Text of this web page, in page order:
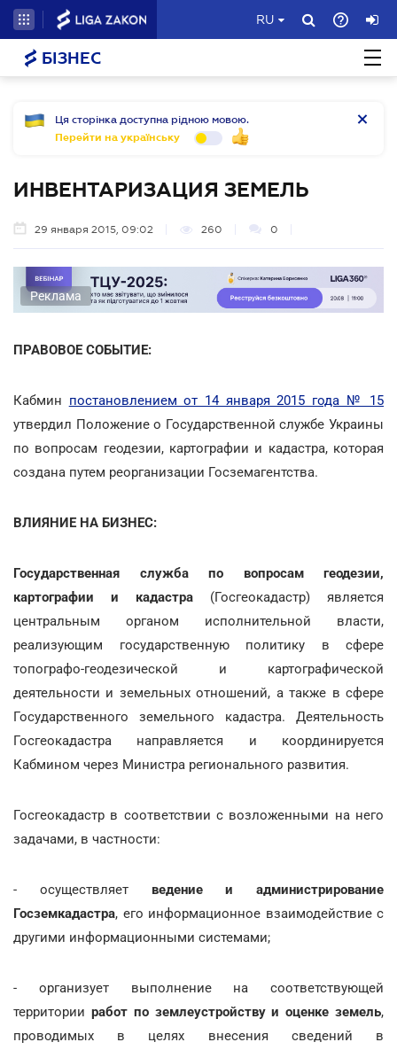
RU
БІЗНЕС
Ця сторінка доступна рідною мовою.
Перейти на українську
ИНВЕНТАРИЗАЦИЯ ЗЕМЕЛЬ
29 января 2015, 09:02 260 0
Реклама
ПРАВОВОЕ СОБЫТИЕ:
Кабмин постановлением от 14 января 2015 года № 15
утвердил Положение о Государственной службе Украины
по вопросам геодезии, картографии и кадастра, которая
создана путем реорганизации Госземагентства.
ВЛИЯНИЕ НА БИЗНЕС:
Государственная служба по вопросам геодезии,
картографии и кадастра (Госгеокадастр) является
центральным органом исполнительной власти,
реализующим государственную политику в сфере
топографо-геодезической и картографической
деятельности и земельных отношений, а также в сфере
Государственного земельного кадастра. Деятельность
Госгеокадастра направляется и координируется
Кабмином через Министра регионального развития.
Госгеокадастр в соответствии с возложенными на него
задачами, в частности:
- осуществляет ведение и администрирование
Госземкадастра, его информационное взаимодействие с
другими информационными системами;
- организует выполнение на соответствующей
территории работ по землеустройству и оценке земель,
проводимых в целях внесения сведений в